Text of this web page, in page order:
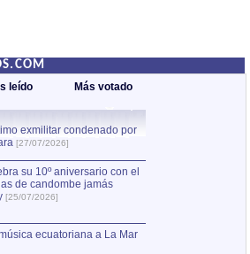
leído Más votado
exmilitar condenado por
[27/07/2026]
su 10º aniversario con el
de candombe jamás
[25/07/2026]
ecuatoriana a La Mar